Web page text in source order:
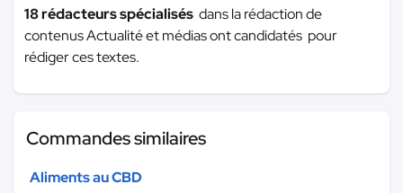
18 rédacteurs spécialisés dans la rédaction de
contenus Actualité et médias ont candidatés pour
rédiger ces textes.
Commandes similaires
Aliments au CBD